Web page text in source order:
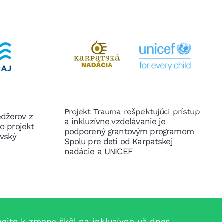
z
projekt
Projekt Trauma rešpektujúci prístup
a inkluzívne vzdelávanie je
podporený grantovým programom
Spolu pre deti od Karpatskej
nadácie a UNICEF